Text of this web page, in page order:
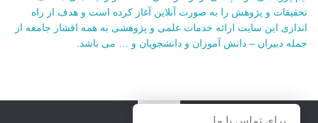
تحقیقات و پژوهش را به صورت آنلاین آغاز کرده است و هدف از راه
اندازی این سایت ارائه خدمات علمی و پژوهشی به همه اقشار جامعه از
جمله دبیران – دانش آموزان و دانشجویان و … می باشد.